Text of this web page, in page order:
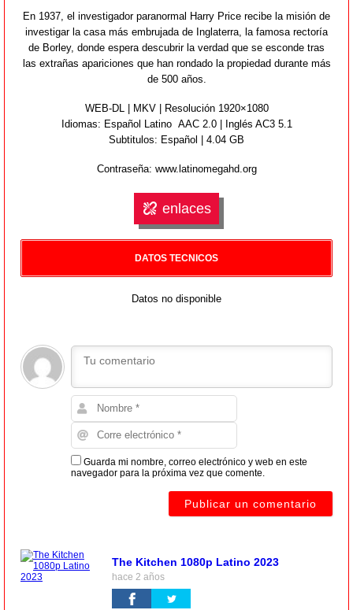
En 1937, el investigador paranormal Harry Price recibe la misión de
investigar la casa más embrujada de Inglaterra, la famosa rectoría
de Borley, donde espera descubrir la verdad que se esconde tras
las extrañas apariciones que han rondado la propiedad durante más
de 500 años.
WEB-DL | MKV | Resolución 1920×1080
Idiomas: Español Latino AAC 2.0 | Inglés AC3 5.1
Subtitulos: Español | 4.04 GB
Contraseña: www.latinomegahd.org
enlaces
DATOS TECNICOS
Datos no disponible
Guarda mi nombre, correo electrónico y web en este
navegador para la próxima vez que comente.
The Kitchen 1080p Latino 2023
hace 2 años